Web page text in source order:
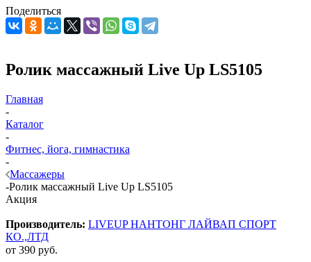
Поделиться
Ролик массажный Live Up LS5105
Главная
-
Каталог
-
Фитнес, йога, гимнастика
-
Массажеры
-Ролик массажный Live Up LS5105
Акция
Производитель: LIVEUP НАНТОНГ ЛАЙВАП СПОРТ
КО.,ЛТД
от 390 руб.